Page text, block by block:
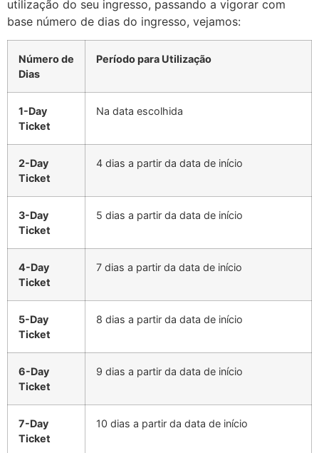
utilização do seu ingresso, passando a vigorar com
base número de dias do ingresso, vejamos:
Número de
Dias
Período para Utilização
1-Day
Ticket
Na data escolhida
2-Day
Ticket
4 dias a partir da data de início
3-Day
Ticket
5 dias a partir da data de início
4-Day
Ticket
7 dias a partir da data de início
5-Day
Ticket
8 dias a partir da data de início
6-Day
Ticket
9 dias a partir da data de início
7-Day
Ticket
10 dias a partir da data de início